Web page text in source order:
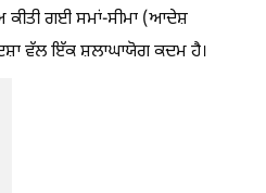
ਗਈ ਸਮਾਂ-ਸੀਮਾ (ਆਦੇਸ਼
ਵੱਲ ਇੱਕ ਸ਼ਲਾਘਾਯੋਗ ਕਦਮ ਹੈ।